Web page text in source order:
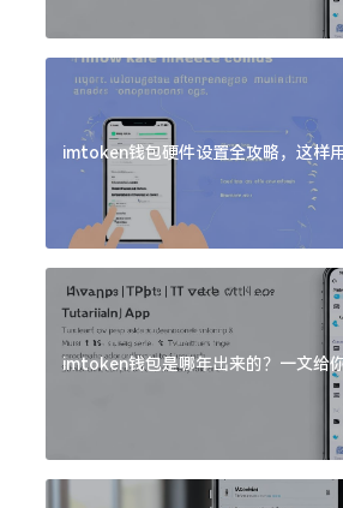
imtoken钱包硬件设置全攻略，这样
imtoken钱包是哪年出来的？一文给